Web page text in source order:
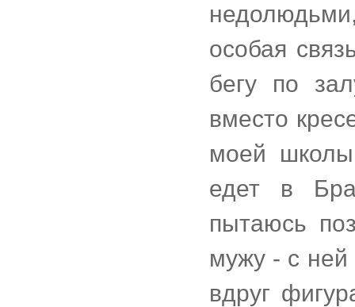
особая
бегу по
вместо
моей
едет в
пытаюсь
мужу - с
вдруг